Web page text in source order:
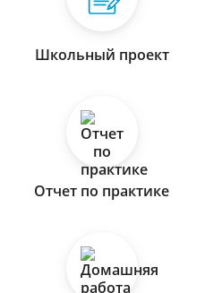
Школьный проект
Отчет по практике